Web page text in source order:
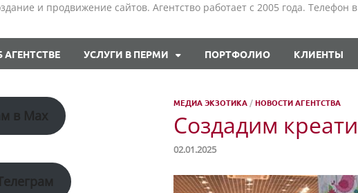
и продвижение сайтов. Агентство работает с 2005 года. Телефон
АГЕНТСТВЕ УСЛУГИ В ПЕРМИ ПОРТФОЛИО КЛИЕНТЫ
МЕДИА ЭКЗОТИКА /НОВОСТИ АГЕНТСТВА
Создадим
02.01.2025
в Max